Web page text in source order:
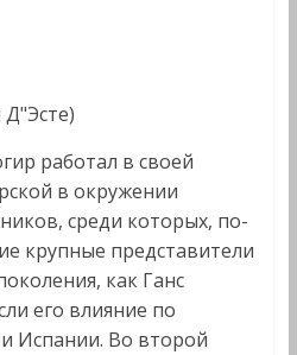
работал в своей
в окружении
среди которых, по-
крупные представители
как Ганс
его влияние по
Испании. Во второй